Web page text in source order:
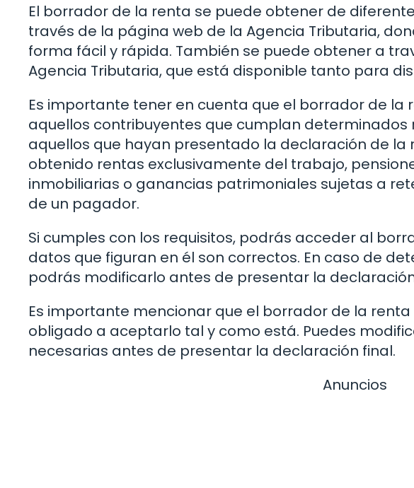
El borrador de la renta se puede obtener de
través de la página web de la Agencia Tributaria,
forma fácil y rápida. También se puede obtener a
Agencia Tributaria, que está disponible tanto para
Es importante tener en cuenta que el borrador de la
aquellos contribuyentes que cumplan determinados
aquellos que hayan presentado la declaración de la
obtenido rentas exclusivamente del trabajo,
inmobiliarias o ganancias patrimoniales sujetas a
de un pagador.
Si cumples con los requisitos, podrás acceder al
datos que figuran en él son correctos. En caso de
podrás modificarlo antes de presentar la
Es importante mencionar que el borrador de la
obligado a aceptarlo tal y como está. Puedes
necesarias antes de presentar la declaración final.
Anuncios